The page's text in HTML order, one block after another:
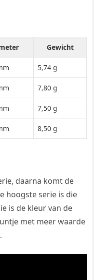
Gewicht
5,74 g
7,80 g
7,50 g
8,50 g
daarna komt de
hoogste serie is die
is de kleur van de
met meer waarde